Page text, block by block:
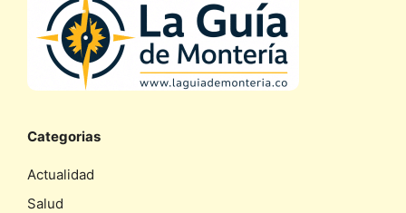
Categorias
Actualidad
Salud